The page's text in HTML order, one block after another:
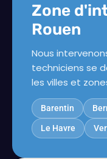
Zone
Rouen
Nous
techniciens se
les villes et
Barentin
Le Havre